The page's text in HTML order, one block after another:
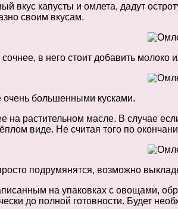
вкус капусты и омлета, дадут
своим вкусам.
в него стоит добавить молоко
очень большенными кусками.
на растительном масле. В случае
виде. Не считая того по
подрумянятся, возможно
на упаковках с овощами,
до полной готовности. Будет